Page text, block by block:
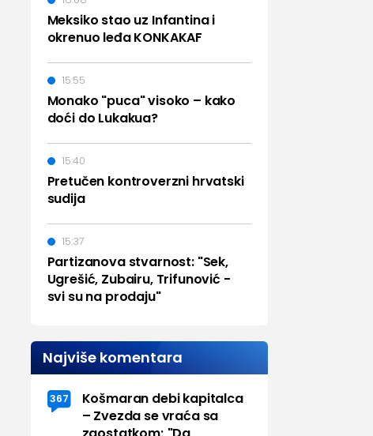
Meksiko stao uz Infantina i
okrenuo leđa KONKAKAF
Monako "puca" visoko – kako
doći do Lukakua?
15:55
Pretučen kontroverzni hrvatski
sudija
15:40
Partizanova stvarnost: "Sek,
Ugrešić, Zubairu, Trifunović -
svi su na prodaju"
15:37
Najviše komentara
367
Košmaran debi kapitalca
– Zvezda se vraća sa